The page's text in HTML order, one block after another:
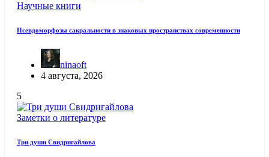
Научные книги
Псевдоморфозы сакральности в знаковых пространствах современности
ninaoft
4 августа, 2026
5
Заметки о литературе
Три души Свидригайлова